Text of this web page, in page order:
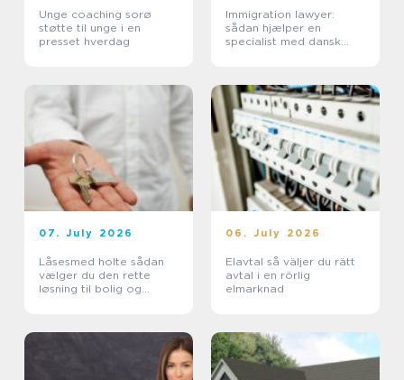
Unge coaching sorø
støtte til unge i en
presset hverdag
Immigration lawyer:
sådan hjælper en
specialist med dansk
07. July 2026
Låsesmed holte sådan
vælger du den rette
løsning til bolig og
06. July 2026
Elavtal så väljer du rätt
avtal i en rörlig
elmarknad